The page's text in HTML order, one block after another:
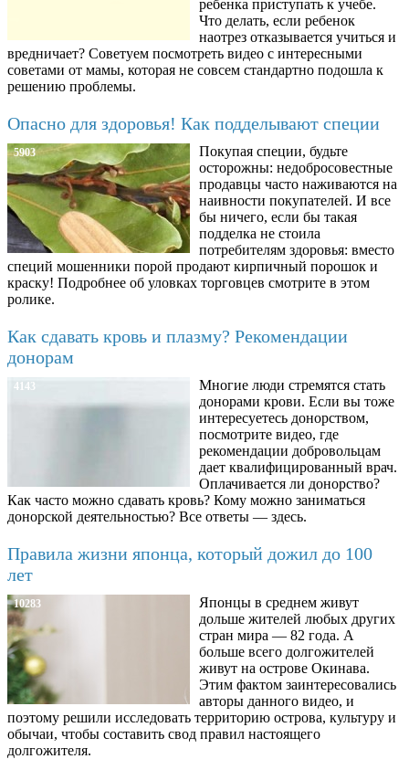
ребенка приступать к учебе.
Что делать, если ребенок
наотрез отказывается учиться и
вредничает? Советуем посмотреть видео с интересными
советами от мамы, которая не совсем стандартно подошла к
решению проблемы.
Опасно для здоровья! Как подделывают специи
5903
Покупая специи, будьте
осторожны: недобросовестные
продавцы часто наживаются на
наивности покупателей. И все
бы ничего, если бы такая
подделка не стоила
потребителям здоровья: вместо
специй мошенники порой продают кирпичный порошок и
краску! Подробнее об уловках торговцев смотрите в этом
ролике.
Как сдавать кровь и плазму? Рекомендации
донорам
4143
Многие люди стремятся стать
донорами крови. Если вы тоже
интересуетесь донорством,
посмотрите видео, где
рекомендации добровольцам
дает квалифицированный врач.
Оплачивается ли донорство?
Как часто можно сдавать кровь? Кому можно заниматься
донорской деятельностью? Все ответы — здесь.
Правила жизни японца, который дожил до 100
лет
10283
Японцы в среднем живут
дольше жителей любых других
стран мира — 82 года. А
больше всего долгожителей
живут на острове Окинава.
Этим фактом заинтересовались
авторы данного видео, и
поэтому решили исследовать территорию острова, культуру и
обычаи, чтобы составить свод правил настоящего
долгожителя.